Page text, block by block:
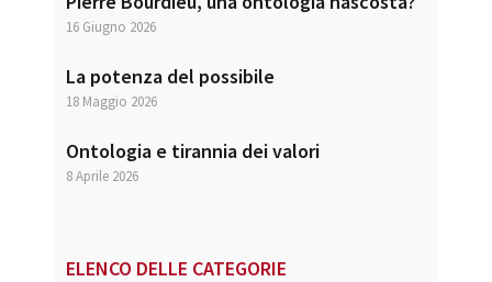
16 Giugno 2026
La potenza del possibile
18 Maggio 2026
Ontologia e tirannia dei valori
8 Aprile 2026
ELENCO DELLE CATEGORIE